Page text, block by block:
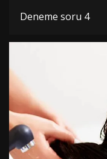
Deneme soru 4